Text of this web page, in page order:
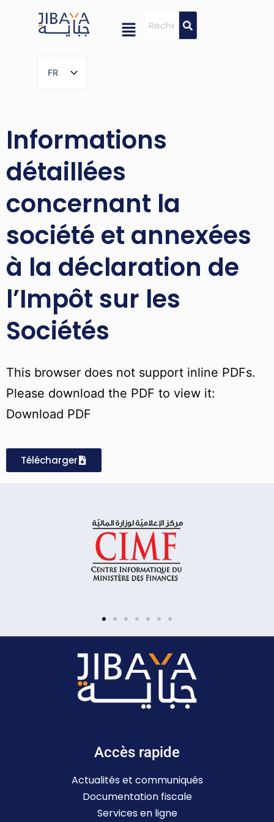
FR
FR
Informations
détaillées
concernant la
société et annexées
à la déclaration de
l’Impôt sur les
Sociétés
This browser does not support inline PDFs.
Please download the PDF to view it:
Download PDF
Télécharger
Accès rapide
Actualités et communiqués
Documentation fiscale
Services en ligne